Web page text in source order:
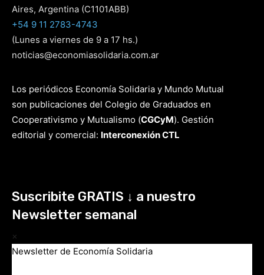
Aires, Argentina (C1101ABB)
+54 9 11 2783-4743
(Lunes a viernes de 9 a 17 hs.)
noticias@economiasolidaria.com.ar
Los periódicos Economía Solidaria y Mundo Mutual
son publicaciones del Colegio de Graduados en
Cooperativismo y Mutualismo (CGCyM). Gestión
editorial y comercial: Interconexión CTL
Suscribite GRATIS ↓ a nuestro
Newsletter semanal
×
Newsletter de Economía Solidaria